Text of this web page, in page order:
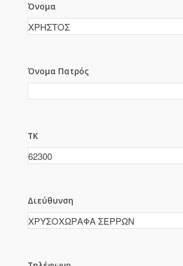
Όνομα
Όνομα Πατρός
ΤΚ
Διεύθυνση